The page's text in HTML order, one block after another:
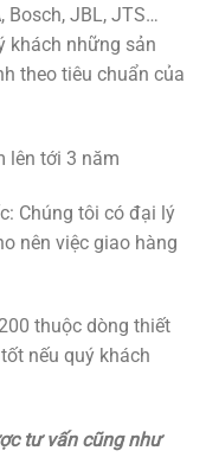
Bosch, JBL, JTS…
khách những sản
theo tiêu chuẩn của
lên tới 3 năm
Chúng tôi có đại lý
nên việc giao hàng
thuộc dòng thiết
nếu quý khách
tư vấn cũng như